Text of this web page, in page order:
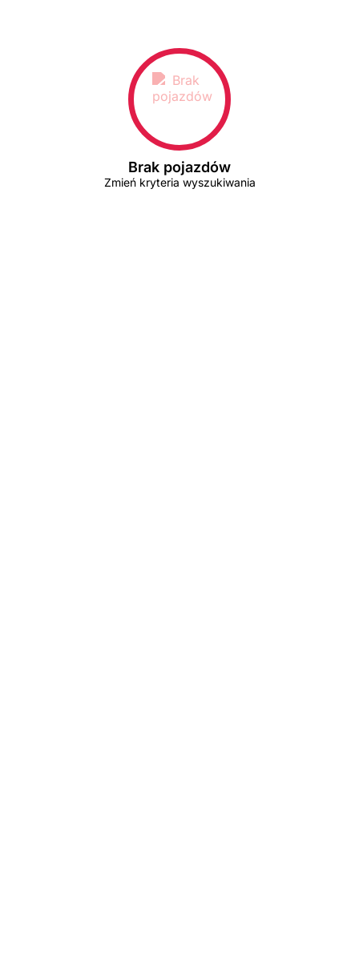
Brak pojazdów
Zmień kryteria wyszukiwania